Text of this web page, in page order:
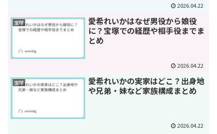
2026.04.22
宝塚
愛希れいかはなぜ男役から娘役
に？宝塚での経歴や相手役までま
とめ
2026.04.22
宝塚
愛希れいかの実家はどこ？出身地
や兄弟・妹など家族構成まとめ
2026.04.22